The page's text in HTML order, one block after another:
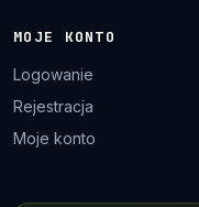
MOJE KONTO
Logowanie
Rejestracja
Moje konto